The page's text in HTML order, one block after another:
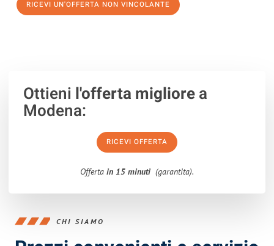
RICEVI UN'OFFERTA NON VINCOLANTE
Ottieni l'offerta migliorea
Modena:
RICEVI OFFERTA
Offerta in 15 minuti (garantita).
CHI SIAMO